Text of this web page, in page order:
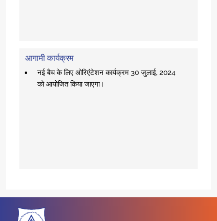
आगामी कार्यक्रम
नई बैच के लिए ओरिएंटेशन कार्यक्रम 30 जुलाई, 2024
को आयोजित किया जाएगा।